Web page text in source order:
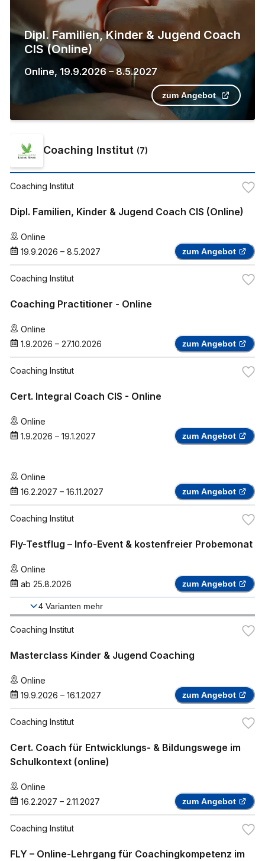
Dipl. Familien, Kinder & Jugend Coach
CIS (Online)
Online, 19.9.2026 – 8.5.2027
zum Angebot
Coaching Institut (7)
Coaching Institut
Dipl. Familien, Kinder & Jugend Coach CIS (Online)
Online
19.9.2026 – 8.5.2027 zum Angebot
Coaching Institut
Coaching Practitioner - Online
Online
1.9.2026 – 27.10.2026 zum Angebot
Coaching Institut
Cert. Integral Coach CIS - Online
Online
1.9.2026 – 19.1.2027 zum Angebot
Online
16.2.2027 – 16.11.2027 zum Angebot
Coaching Institut
Fly-Testflug – Info-Event & kostenfreier Probemonat
Online
ab 25.8.2026 zum Angebot
4 Varianten mehr
Coaching Institut
Masterclass Kinder & Jugend Coaching
Online
19.9.2026 – 16.1.2027 zum Angebot
Coaching Institut
Cert. Coach für Entwicklungs- & Bildungswege im
Schulkontext (online)
Online
16.2.2027 – 2.11.2027 zum Angebot
Coaching Institut
FLY – Online-Lehrgang für Coachingkompetenz im